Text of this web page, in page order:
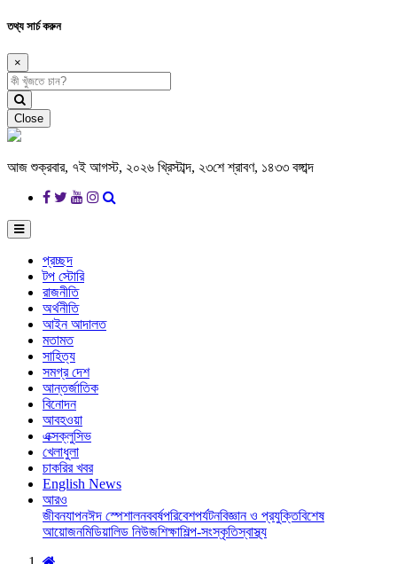
তথ্য সার্চ করুন
×
Close
আজ শুক্রবার, ৭ই আগস্ট, ২০২৬ খ্রিস্টাব্দ, ২৩শে শ্রাবণ, ১৪৩৩ বঙ্গাব্দ
প্রচ্ছদ
টপ স্টোরি
রাজনীতি
অর্থনীতি
আইন আদালত
মতামত
সাহিত্য
সমগ্র দেশ
আন্তর্জাতিক
বিনোদন
আবহওয়া
এক্সক্লুসিভ
খেলাধুলা
চাকরির খবর
English News
আরও
জীবনযাপনঈদ স্পেশালনববর্ষপরিবেশপর্যটনবিজ্ঞান ও প্রযুক্তিবিশেষ
আয়োজনমিডিয়ালিড নিউজশিক্ষাশিল্প-সংস্কৃতিস্বাস্থ্য